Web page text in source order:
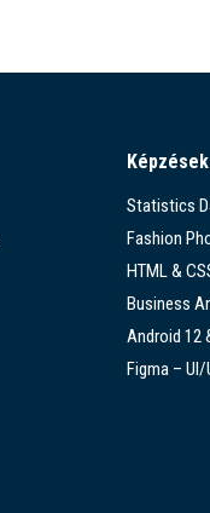
Képzések
Statistics
Fashion
HTML &
Business
Android 12
Figma – UI/